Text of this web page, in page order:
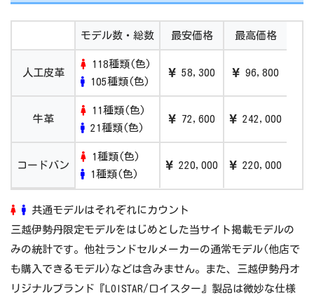
銀座三越 2022年4月ご入学 三越伊勢丹ラン
2021/4/8 静岡伊勢丹 2022年度ランドセル販売会
【開催中止】伊勢丹新宿店「伊勢丹ランドセ
ルフェスティバル2021」
伊勢丹浦和店「2022三越伊勢丹のランドセ
ル」
モデル数・総数 最安価格 最高価格
人工皮革
118種類(色)
105種類(色)
58,300 96,800
牛革
11種類(色)
21種類(色)
72,600 242,000
コードバン
1種類(色)
1種類(色)
220,000 220,000
共通モデルはそれぞれにカウント
三越伊勢丹限定モデルをはじめとした当サイト掲載モデルの
みの統計です。他社ランドセルメーカーの通常モデル(他店で
も購入できるモデル)などは含みません。また、三越伊勢丹オ
リジナルブランド『LOISTAR/ロイスター』製品は微妙な仕様